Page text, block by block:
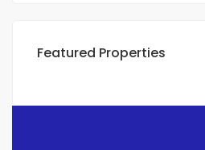
Featured Properties